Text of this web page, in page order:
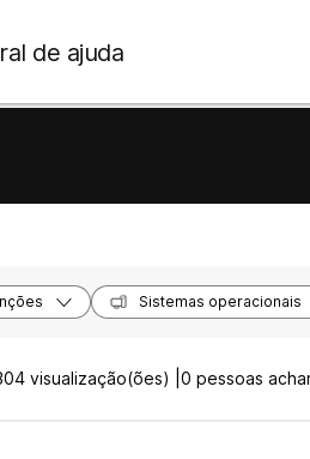
de ajuda
Sistemas operacionais
visualização(ões) | 0 pessoas